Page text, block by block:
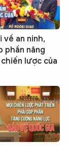
về an ninh,
nâng
lược của